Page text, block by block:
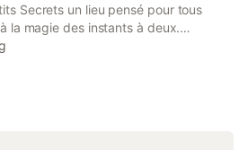
Secrets un lieu pensé pour tous
la magie des instants à deux.
et de petits plaisirs cachés,
secret où chaque détail est dédié
au bonheur simple d'être ensemble.